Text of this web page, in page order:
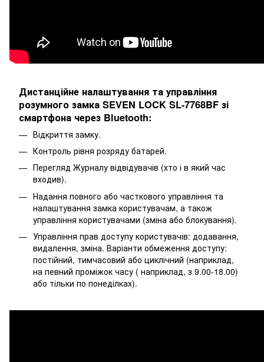
Дистанційне налаштування та управління
розумного замка SEVEN LOCK SL-7768BF зі
смартфона через Bluetooth:
Відкриття замку.
Контроль рівня розряду батарей.
Перегляд Журналу відвідувачів (хто і в який час
входив).
Надання повного або часткового управління та
налаштування замка користувачам, а також
управління користувачами (зміна або блокування).
Управління прав доступу користувачів: додавання,
видалення, зміна. Варіанти обмеження доступу:
постійний, тимчасовий або циклічний (наприклад,
на певний проміжок часу ( наприклад, з 9.00-18.00)
або тільки по понеділках).